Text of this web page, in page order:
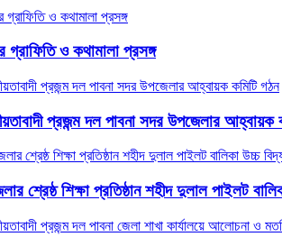
গ্রাফিতি ও কথামালা প্রসঙ্গ
প্রজন্ম দল পাবনা সদর উপজেলার আহ্বায়ক
শ্রেষ্ঠ শিক্ষা প্রতিষ্ঠান শহীদ দুলাল পাইলট